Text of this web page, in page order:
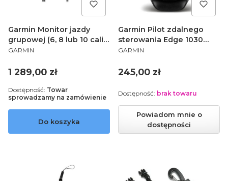
Garmin Monitor jazdy
grupowej (6, 8 lub 10 cali)
010-13087-06
PRODUCENT
GARMIN
Cena
1 289,00 zł
Do koszyka
Dostępność: Towar
sprowadzamy na zamówienie
Garmin Pilot zdalnego
sterowania Edge 1030
1000 830 820 810 530 520
PRODUCENT
GARMIN
Cena
245,00 zł
Powiadom mnie o
dostępności
Dostępność: brak towaru